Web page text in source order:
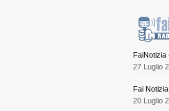
FaiNotizia
27 Luglio
Fai Notizia
20 Luglio